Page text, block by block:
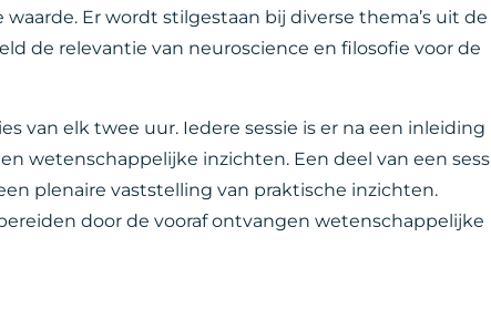
Er wordt stilgestaan bij diverse thema’s uit de
de relevantie van neuroscience en filosofie voor de
van elk twee uur. Iedere sessie is er na een inleiding
wetenschappelijke inzichten. Een deel van een
plenaire vaststelling van praktische inzichten.
door de vooraf ontvangen wetenschappelijke